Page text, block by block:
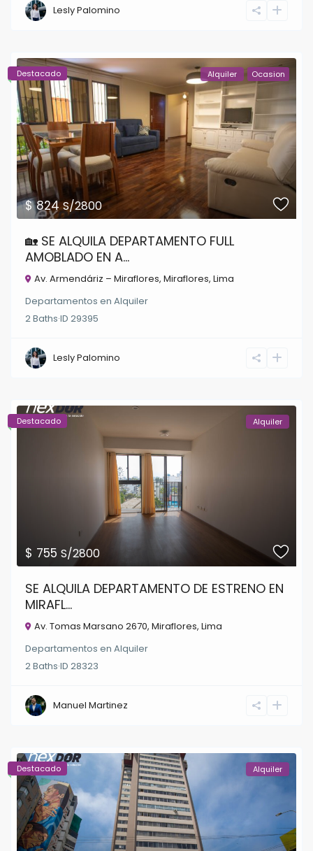
Lesly Palomino
$ 824S/2800
Alquiler Ocasion
Destacado
🏡 SE ALQUILA DEPARTAMENTO FULL
AMOBLADO EN A...
Av. Armendáriz – Miraflores,Miraflores,Lima
Departamentos enAlquiler
2Baths·ID29395
Lesly Palomino
$ 755S/2800
Alquiler
Destacado
SE ALQUILA DEPARTAMENTO DE ESTRENO EN
MIRAFL...
Av. Tomas Marsano 2670,Miraflores,Lima
Departamentos enAlquiler
2Baths·ID28323
Manuel Martinez
Alquiler
Destacado